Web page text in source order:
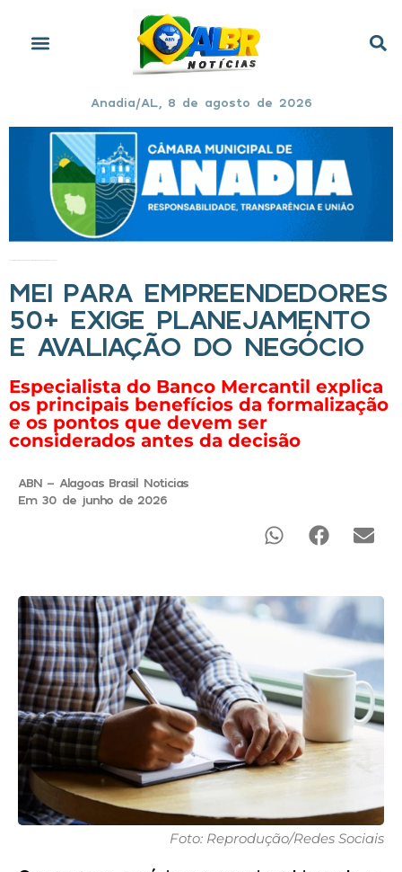
Anadia/AL, 8 de agosto de 2026
MEI PARA EMPREENDEDORES
50+ EXIGE PLANEJAMENTO
E AVALIAÇÃO DO NEGÓCIO
Especialista do Banco Mercantil explica
os principais benefícios da formalização
e os pontos que devem ser
considerados antes da decisão
ABN - Alagoas Brasil Noticias
Em 30 de junho de 2026
Foto: Reprodução/Redes Sociais